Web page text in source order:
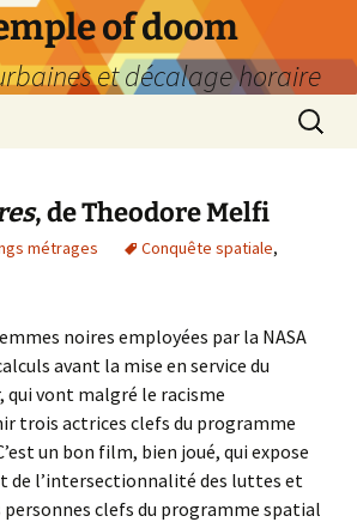
of doom
et décalage horaire
, de Theodore Melfi
métrages Conquête spatiale,
noires employées par la NASA
avant la mise en service du
vont malgré le racisme
trois actrices clefs du programme
un bon film, bien joué, qui expose
de l’intersectionnalité des luttes et
clefs du programme spatial